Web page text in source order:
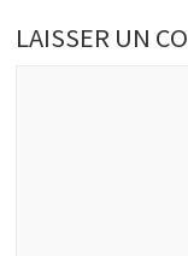
LAISSER UN